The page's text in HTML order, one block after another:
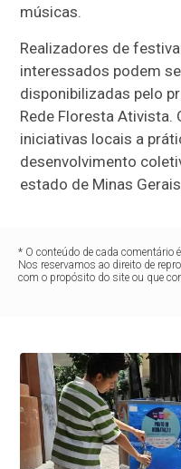
músicas.
Realizadores de
interessados podem
disponibilizadas pelo
Rede Floresta Ativista.
iniciativas locais a
desenvolvimento
estado de Minas
* O conteúdo de cada comentário
Nos reservamos ao direito de
com o propósito do site ou que